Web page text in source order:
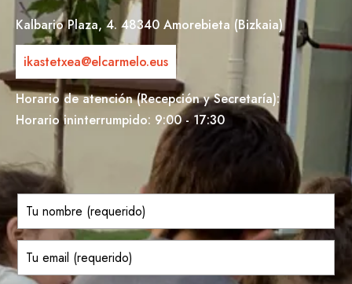
Kalbario Plaza, 4. 48340 Amorebieta (Bizkaia)
ikastetxea@elcarmelo.eus
Horario de atención (Recepción y Secretaría):
Horario ininterrumpido: 9:00 - 17:30